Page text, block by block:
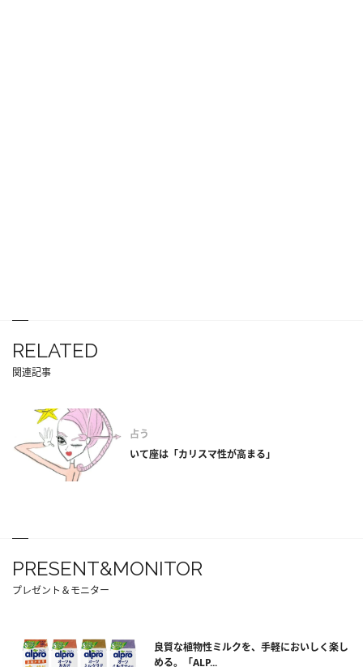
RELATED
関連記事
占う
いて座は「カリスマ性が高まる」
PRESENT&MONITOR
プレゼント＆モニター
良質な植物性ミルクを、手軽においしく楽し
める。「ALP...